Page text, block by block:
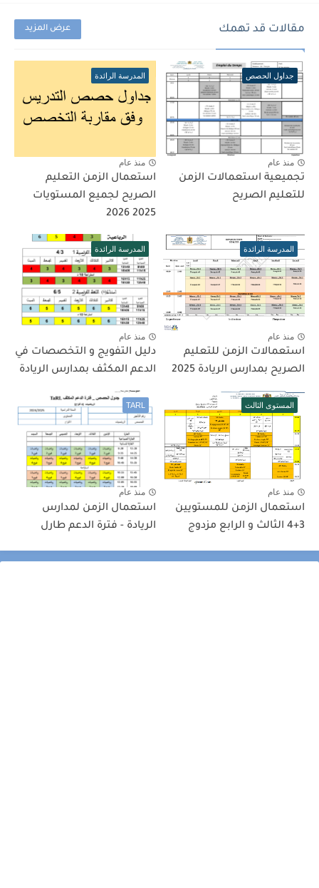
مقالات قد تهمك عرض المزيد
جداول الحصص
منذ عام
تجميعية استعمالات الزمن
للتعليم الصريح
المدرسة الرائدة
منذ عام
استعمال الزمن التعليم
الصريح لجميع المستويات
2025 2026
المدرسة الرائدة
منذ عام
استعمالات الزمن للتعليم
الصريح بمدارس الريادة 2025
المدرسة الرائدة
منذ عام
دليل التفويج و التخصصات في
الدعم المكثف بمدارس الريادة
المستوى الثالث
منذ عام
استعمال الزمن للمستويين
3+4 الثالث و الرابع مزدوج
TARL
منذ عام
استعمال الزمن لمدارس
الريادة - فترة الدعم طارل